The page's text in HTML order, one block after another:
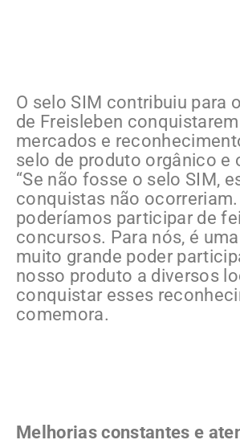
O selo SIM contribuiu para
de Freisleben
mercados e
selo de produto orgânico e
“Se não fosse o selo SIM,
conquistas não
poderíamos participar de
concursos. Para nós, é
muito grande poder
nosso produto a diversos
conquistar esses
comemora.
Melhorias constantes e